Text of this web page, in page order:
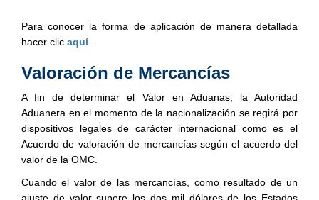
Para conocer la forma de aplicación de manera detallada
hacer clic aquí
Valoración de Mercancías
A fin de determinar el Valor en Aduanas, la Autoridad
Aduanera en el momento de la nacionalización se regirá por
dispositivos legales de carácter internacional como es el
Acuerdo de valoración de mercancías según el acuerdo del
valor de la OMC.
Cuando el valor de las mercancías, como resultado de un